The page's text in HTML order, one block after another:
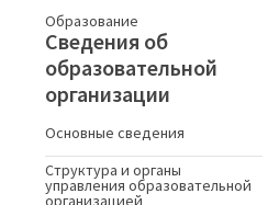
Образование
Сведения об
образовательной
организации
Основные сведения
Структура и органы
управления образовательной